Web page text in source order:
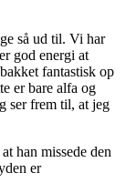
så ud til. Vi har
god energi at
fantastisk op
er bare alfa og
ser frem til, at jeg
han missede den
er